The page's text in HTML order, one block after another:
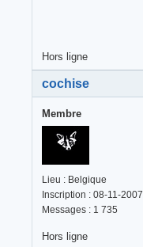
Hors ligne
cochise
Membre
Lieu : Belgique
Inscription : 08-11-2007
Messages : 1 735
Hors ligne